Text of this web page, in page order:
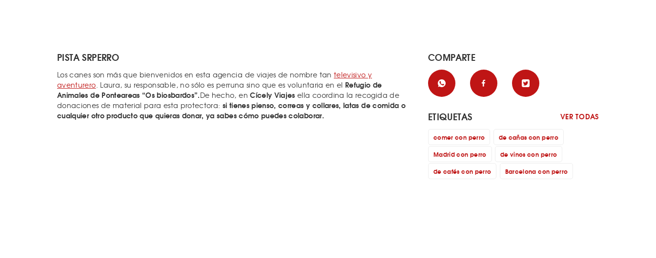
PISTA SRPERRO
Los canes son más que bienvenidos en esta agencia de viajes de nombre tan televisivo y
aventurero. Laura, su responsable, no sólo es perruna sino que es voluntaria en el Refugio de
Animales de Ponteareas “Os biosbardos”.De hecho, enCícely Viajes ella coordina la recogida de
donaciones de material para esta protectora: si tienes pienso, correas y collares, latas de comida o
cualquier otro producto que quieras donar, ya sabes cómo puedes colaborar.
COMPARTE
ETIQUETAS VER TODAS
comer con perro
de cañas con perro
Madrid con perro
de vinos con perro
de cafés con perro
Barcelona con perro